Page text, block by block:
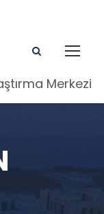
Merkezi